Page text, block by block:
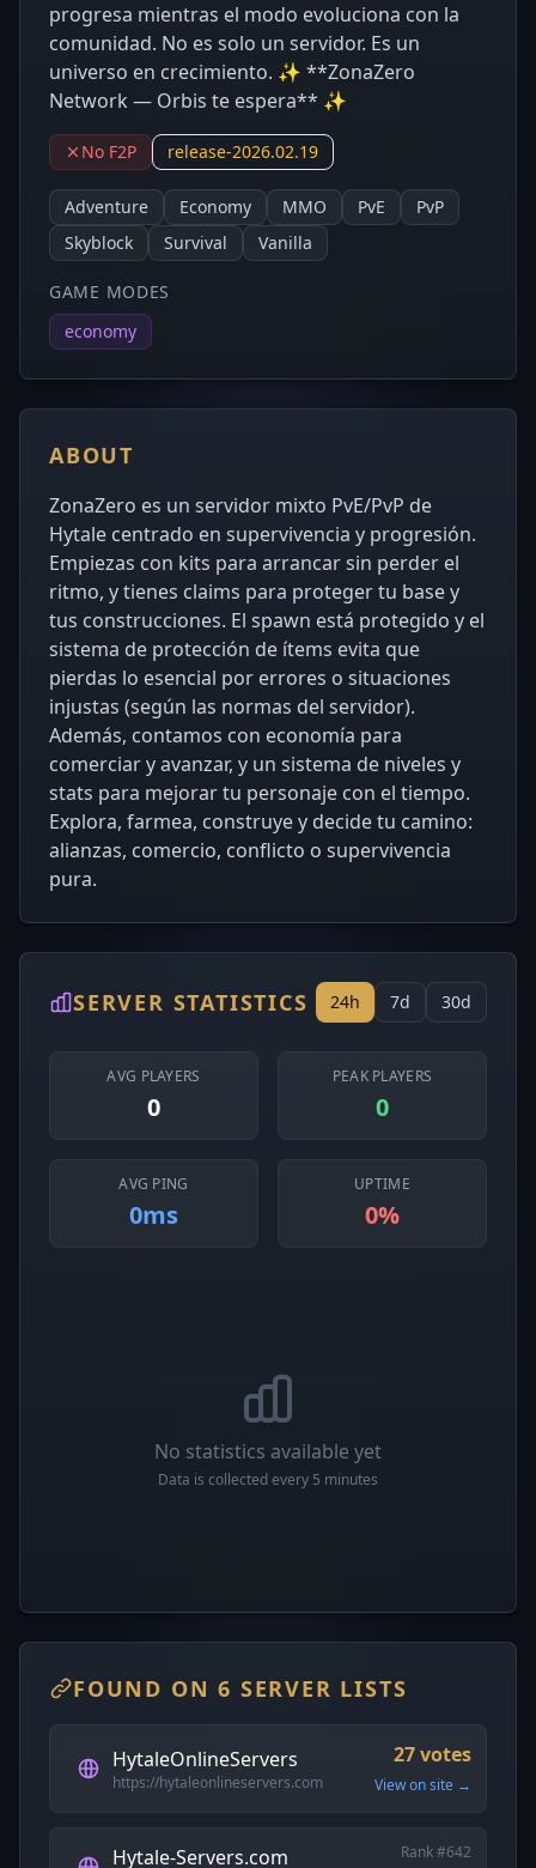
progresa mientras el modo evoluciona con la
comunidad. No es solo un servidor. Es un
universo en crecimiento. ✨ **ZonaZero
Network — Orbis te espera** ✨
No F2P release-2026.02.19
Adventure Economy MMO PvE
PvP
Skyblock
Survival Vanilla
GAME MODES
economy
ABOUT
ZonaZero es un servidor mixto PvE/PvP de
Hytale centrado en supervivencia y progresión.
Empiezas con kits para arrancar sin perder el
ritmo, y tienes claims para proteger tu base y
tus construcciones. El spawn está protegido y el
sistema de protección de ítems evita que
pierdas lo esencial por errores o situaciones
injustas (según las normas del servidor).
Además, contamos con economía para
comerciar y avanzar, y un sistema de niveles y
stats para mejorar tu personaje con el tiempo.
Explora, farmea, construye y decide tu camino:
alianzas, comercio, conflicto o supervivencia
pura.
SERVER STATISTICS 24h 7d 30d
AVG PLAYERS
0
PEAK PLAYERS
0
AVG PING
0ms
UPTIME
0%
No statistics available yet
Data is collected every 5 minutes
FOUND ON 6 SERVER LISTS
HytaleOnlineServers
https://hytaleonlineservers.com
27 votes
View on site →
Hytale-Servers.com Rank #642